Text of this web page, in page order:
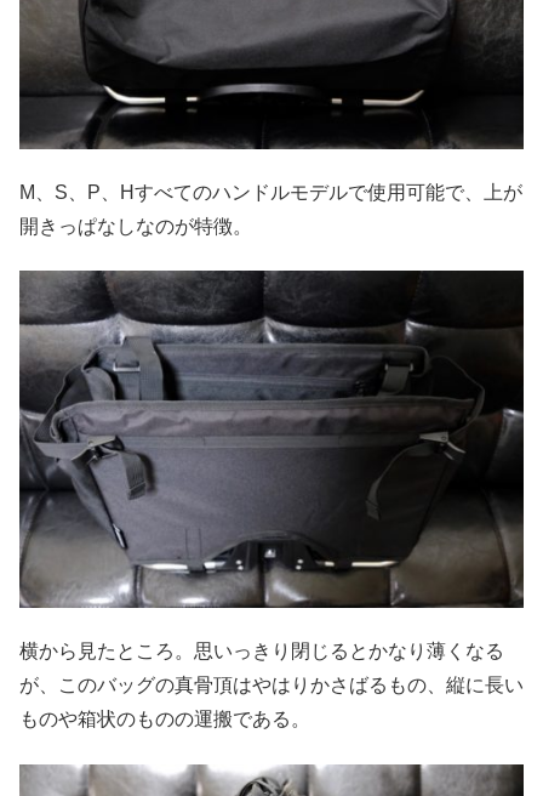
M、S、P、Hすべてのハンドルモデルで使用可能で、上が
開きっぱなしなのが特徴。
横から見たところ。思いっきり閉じるとかなり薄くなる
が、このバッグの真骨頂はやはりかさばるもの、縦に長い
ものや箱状のものの運搬である。